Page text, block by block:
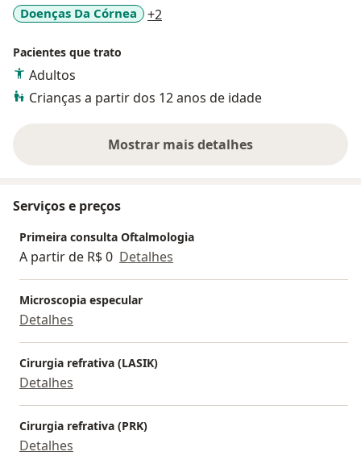
Doenças Da Córnea
+2
Pacientes que trato
Adultos
Crianças a partir dos 12 anos de idade
Mostrar mais detalhes
sobre a experiência
Serviços e preços
Primeira consulta Oftalmologia
A partir de R$ 0 Detalhes
Microscopia especular
Detalhes
Cirurgia refrativa (LASIK)
Detalhes
Cirurgia refrativa (PRK)
Detalhes